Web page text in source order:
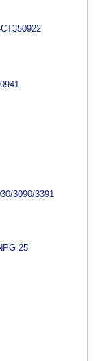
3090/3391
25